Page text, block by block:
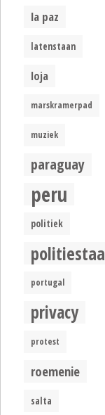
la paz
latenstaan
loja
marskramerpad
muziek
paraguay
peru
politiek
politiestaat
portugal
privacy
protest
roemenie
salta